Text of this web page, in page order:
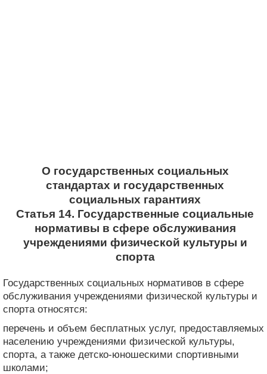
О государственных социальных
стандартах и государственных
социальных гарантиях
Статья 14. Государственные социальные
нормативы в сфере обслуживания
учреждениями физической культуры и
спорта
Государственных социальных нормативов в сфере
обслуживания учреждениями физической культуры и
спорта относятся:
перечень и объем бесплатных услуг, предоставляемых
населению учреждениями физической культуры,
спорта, а также детско-юношескими спортивными
школами;